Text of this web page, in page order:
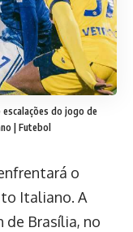
do jogo de
| Futebol
o
Italiano. A
de Brasília, no